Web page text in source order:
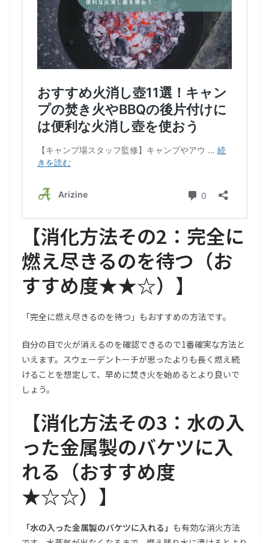
【消化方法その2：完全に
燃え尽きるのを待つ（お
すすめ度★★☆） 】
「完全に燃え尽きるのを待つ」もおすすめの方法です。
自分の目で火が消えるのを確認できるので1番確実な方法と
いえます。スウェーデントーチが思ったよりも長く燃え続
けることを想定して、早めに焚き火を始めるとより良いで
しょう。
【消化方法その3：水の入
った金属製のバケツに入
れる（おすすめ度
★☆☆） 】
「水の入った金属製のバケツに入れる」 も有効な消火方法